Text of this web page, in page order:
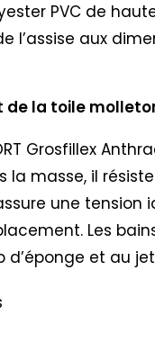
PVC de
l’assise aux
de la toile
Grosfillex
la masse, il
une
Les
d’éponge et au